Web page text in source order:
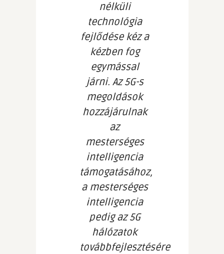
nélküli
technológia
fejlődése kéz a
kézben fog
egymással
járni. Az 5G-s
megoldások
hozzájárulnak
az
mesterséges
intelligencia
támogatásához,
a mesterséges
intelligencia
pedig az 5G
hálózatok
továbbfejlesztésére